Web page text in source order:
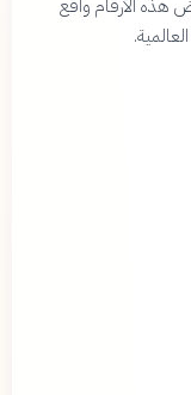
هذه الأرقام واقع